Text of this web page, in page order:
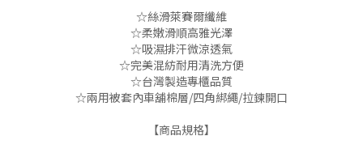
☆絲滑萊賽爾纖維
☆柔嫩滑順高雅光澤
☆吸濕排汗微涼透氣
☆完美混紡耐用清洗方便
☆台灣製造專櫃品質
☆兩用被套內車舖棉層/四角綁繩/拉鍊開口
【商品規格】